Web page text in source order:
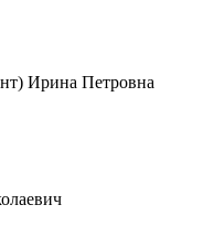
Ирина Петровна